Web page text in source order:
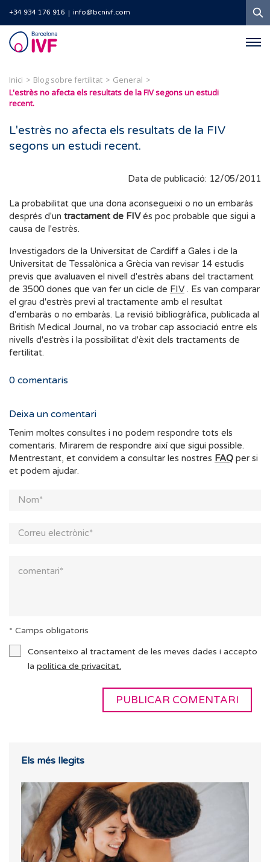
+34 934 176 916 info@bcnivf.com
Barcelona
IVF
Inici Blog sobre fertilitat
General
L'estrès no afecta els resultats de la FIV segons un estudi
recent.
L'estrès no afecta els resultats de la FIV
segons un estudi recent.
Data de publicació: 12/05/2011
La probabilitat que una dona aconsegueixi o no un embaràs
després d'un tractament de FIV és poc probable que sigui a
causa de l'estrès.
Investigadors de la Universitat de Cardiff a Gales i de la
Universitat de Tessalònica a Grècia van revisar 14 estudis
previs que avaluaven el nivell d'estrès abans del tractament
de 3500 dones que van fer un cicle de FIV . Es van comparar
el grau d'estrès previ al tractamente amb el resultat
d'embaràs o no embaràs. La revisió bibliogràfica, publicada al
British Medical Journal, no va trobar cap associació entre els
nivells d'estrès i la possibilitat d'èxit dels tractaments de
fertilitat.
0 comentaris
Deixa un comentari
Tenim moltes consultes i no podem respondre tots els
comentaris. Mirarem de respondre així que sigui possible.
Mentrestant, et convidem a consultar les nostres FAQ per si
et podem ajudar.
* Camps obligatoris
Consenteixo al tractament de les meves dades i accepto
la política de privacitat.
Els més llegits